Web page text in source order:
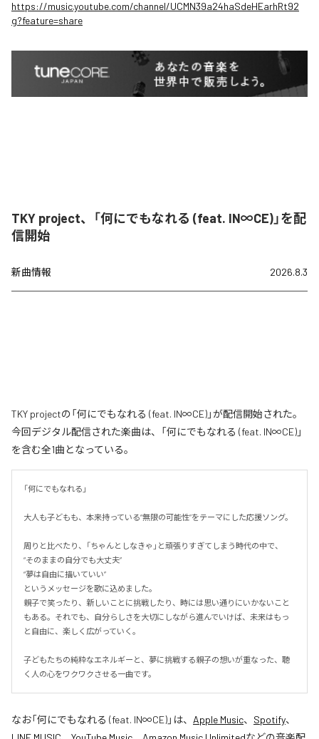
https://music.youtube.com/channel/UCMN39a24haSdeHEarhRt92
g?feature=share
TKY project、「何にでもなれる (feat. IN∞CE)」を配
信開始
新曲情報 2026.8.3
TKY projectの「何にでもなれる (feat. IN∞CE)」が配信開始された。
今回デジタル配信された楽曲は、「何にでもなれる (feat. IN∞CE)」
を含む全1曲となっている。
「何にでもなれる」
大人も子どもも、本来持っている“無限の可能性”をテーマにした応援ソング。
周りと比べたり、「ちゃんとしなきゃ」と頑張りすぎてしまう時代の中で、
“そのままの自分でも大丈夫”
“夢は自由に描いていい”
というメッセージを歌に込めました。
親子で笑ったり、新しいことに挑戦したり、時には思い通りにいかないこと
もある。それでも、自分らしさを大切にしながら進んでいけば、未来はもっ
と自由に、楽しく広がっていく。
子どもたちの純粋なエネルギーと、夢に挑戦する親子の想いが重なった、聴
く人の心をワクワクさせる一曲です。
なお「何にでもなれる (feat. IN∞CE)」は、 Apple Music、 Spotify、